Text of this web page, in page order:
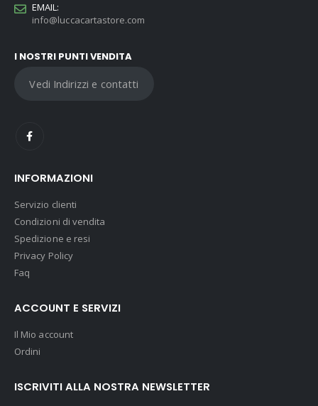
EMAIL:
info@luccacartastore.com
I NOSTRI PUNTI VENDITA
Vedi Indirizzi e contatti
INFORMAZIONI
Servizio clienti
Condizioni di vendita
Spedizione e resi
Privacy Policy
Faq
ACCOUNT E SERVIZI
Il Mio account
Ordini
ISCRIVITI ALLA NOSTRA NEWSLETTER